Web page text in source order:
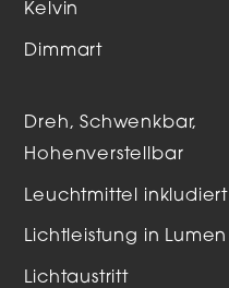
Kelvin
Dimmart
Dreh, Schwenkbar,
Hohenverstellbar
Leuchtmittel inkludiert
Lichtleistung in Lumen
Lichtaustritt